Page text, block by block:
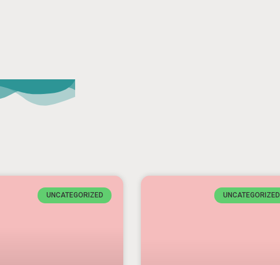
UNCATEGORIZED UNCATEGORIZED